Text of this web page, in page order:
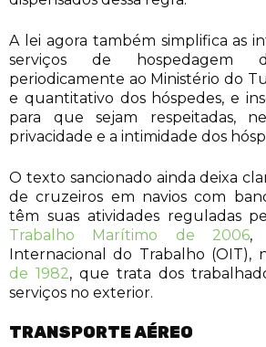
A lei agora também simplifica as
serviços de hospedagem
periodicamente ao Ministério do
e quantitativo dos hóspedes, e
para que sejam respeitadas,
privacidade e a intimidade dos
O texto sancionado ainda deixa
de cruzeiros em navios com
têm suas atividades reguladas
Trabalho Marítimo de 2006,
Internacional do Trabalho (OIT),
de 1982, que trata dos
serviços no exterior.
TRANSPORTE AÉREO